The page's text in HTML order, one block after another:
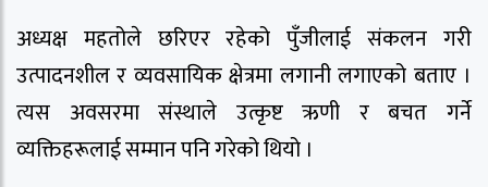
अध्यक्ष महतोले छरिएर रहेको पुँजीलाई संकलन गरी
उत्पादनशील र व्यवसायिक क्षेत्रमा लगानी लगाएको बताए ।
त्यस अवसरमा संस्थाले उत्कृष्ट ऋणी र बचत गर्ने
व्यक्तिहरूलाई सम्मान पनि गरेको थियो ।